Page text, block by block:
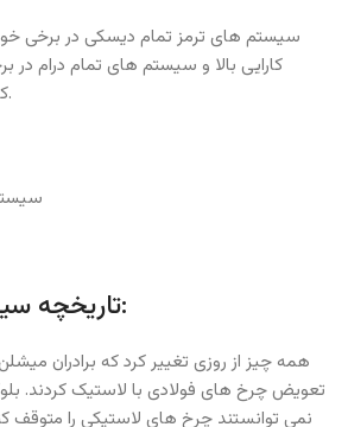
سیستم های ترمز تمام دیسکی در برخی
کارایی بالا و سیستم های تمام درام در
کوچکتر استفاده می شود.
تاریخچه سیستم ترمز خودرو:
تعویض چرخ های فولادی با لاستیک کردند.
نمی توانستند چرخ های لاستیکی را متوقف